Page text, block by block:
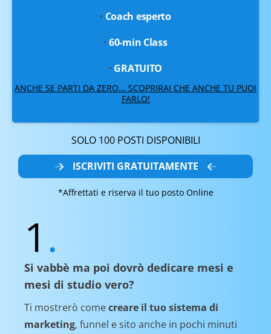
· Coach esperto
· 60-min Class
· GRATUITO
ANCHE SE PARTI DA ZERO... SCOPRIRAI CHE ANCHE TU PUOI
FARLO!
SOLO 100 POSTI DISPONIBILI
ISCRIVITI GRATUITAMENTE
*Affrettati e riserva il tuo posto Online
1 .
Si vabbè ma poi dovrò dedicare mesi e
mesi di studio vero?
Ti mostrerò comecreare il tuo sistema di
marketing, funnel e sito anche in pochi minuti